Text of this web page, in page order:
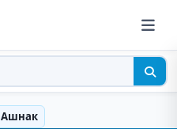
Ашнак